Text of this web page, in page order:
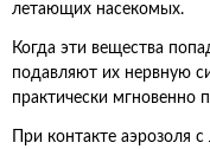
летающих насекомых.
Когда эти вещества
подавляют их нервную
практически мгновенно
При контакте